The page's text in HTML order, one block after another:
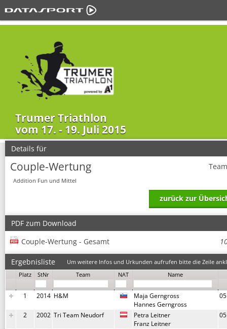
Trumer Triathlon
vom 17. - 19. Juli 2015
Details für
Couple-Wertung
Addition Fun und Mittel
zurück zur
PDF zum Download
Couple-Wertung - Gesamt
Ergebnisliste
Um weitere Infos und Urkunden aufrufen bitte die Zeile
Platz
StNr Team NAT Name
1 2014 H&M
Maja Gerngross
Hannes Gerngross
2 2002 Tri Team Neudorf
Petra Leitner
Franz Leitner